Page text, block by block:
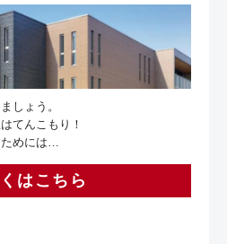
しょう。
てんこもり！
ためには…
はこちら